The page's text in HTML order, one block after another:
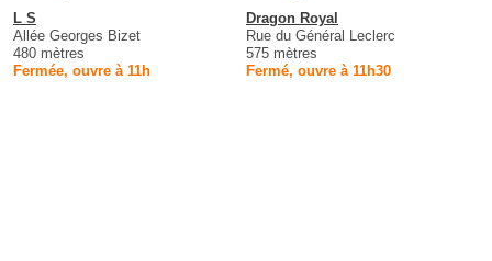
L S
Allée Georges Bizet
480 mètres
Fermée, ouvre à 11h
Dragon Royal
Rue du Général Leclerc
575 mètres
Fermé, ouvre à 11h30